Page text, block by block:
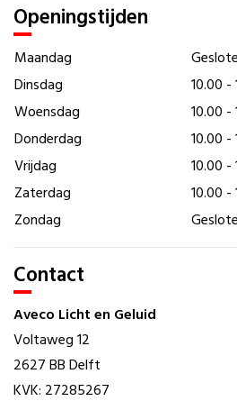
Openingstijden
Maandag
Dinsdag
10.00 -
Woensdag
10.00 -
Donderdag
10.00 -
Vrijdag
10.00 -
Zaterdag
10.00 -
Zondag
Contact
Aveco Licht en Geluid
Voltaweg 12
2627 BB Delft
KVK: 27285267